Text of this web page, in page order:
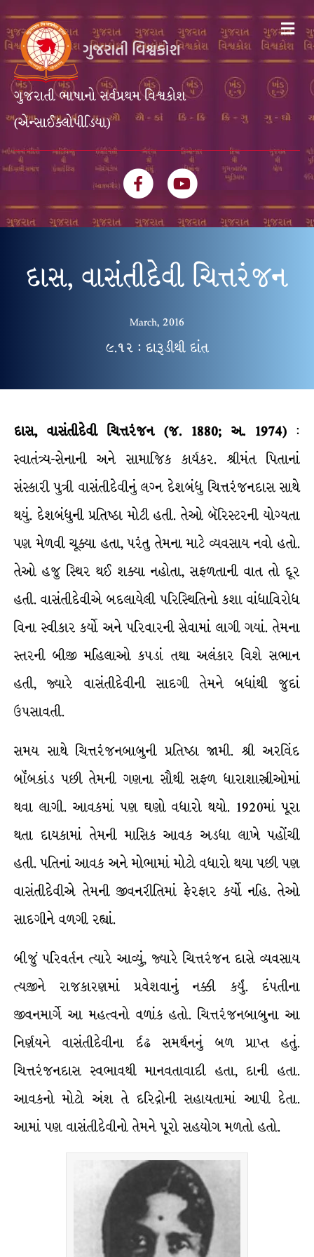
ગુજરાતી ભાષાનો સર્વપ્રથમ વિશ્વકોશ
(એન્સાઈક્લોપીડિયા)
FacebookYoutube
દાસ, વાસંતીદેવી ચિત્તરંજન
March, 2016
૯.૧૨ : દારૂડીથી દાંત
દાસ, વાસંતીદેવી ચિત્તરંજન (જ. 1880; અ. 1974) :
સ્વાતંત્ર્ય-સેનાની અને સામાજિક કાર્યકર. શ્રીમંત પિતાનાં
સંસ્કારી પુત્રી વાસંતીદેવીનું લગ્ન દેશબંધુ ચિત્તરંજનદાસ સાથે
થયું. દેશબંધુની પ્રતિષ્ઠા મોટી હતી. તેઓ બૅરિસ્ટરની યોગ્યતા
પણ મેળવી ચૂક્યા હતા, પરંતુ તેમના માટે વ્યવસાય નવો હતો.
તેઓ હજુ સ્થિર થઈ શક્યા નહોતા, સફળતાની વાત તો દૂર
હતી. વાસંતીદેવીએ બદલાયેલી પરિસ્થિતિનો કશા વાંધાવિરોધ
વિના સ્વીકાર કર્યો અને પરિવારની સેવામાં લાગી ગયાં. તેમના
સ્તરની બીજી મહિલાઓ કપડાં તથા અલંકાર વિશે સભાન
હતી, જ્યારે વાસંતીદેવીની સાદગી તેમને બધાંથી જુદાં
ઉપસાવતી.
સમય સાથે ચિત્તરંજનબાબુની પ્રતિષ્ઠા જામી. શ્રી અરવિંદ
બૉંબકાંડ પછી તેમની ગણના સૌથી સફળ ધારાશાસ્ત્રીઓમાં
થવા લાગી. આવકમાં પણ ઘણો વધારો થયો. 1920માં પૂરા
થતા દાયકામાં તેમની માસિક આવક અડધા લાખે પહોંચી
હતી. પતિનાં આવક અને મોભામાં મોટો વધારો થયા પછી પણ
વાસંતીદેવીએ તેમની જીવનરીતિમાં ફેરફાર કર્યો નહિ. તેઓ
સાદગીને વળગી રહ્યાં.
બીજું પરિવર્તન ત્યારે આવ્યું, જ્યારે ચિત્તરંજન દાસે વ્યવસાય
ત્યજીને રાજકારણમાં પ્રવેશવાનું નક્કી કર્યું. દંપતીના
જીવનમાર્ગે આ મહત્વનો વળાંક હતો. ચિત્તરંજનબાબુના આ
નિર્ણયને વાસંતીદેવીના ર્દઢ સમર્થનનું બળ પ્રાપ્ત હતું.
ચિત્તરંજનદાસ સ્વભાવથી માનવતાવાદી હતા, દાની હતા.
આવકનો મોટો અંશ તે દરિદ્રોની સહાયતામાં આપી દેતા.
આમાં પણ વાસંતીદેવીનો તેમને પૂરો સહયોગ મળતો હતો.